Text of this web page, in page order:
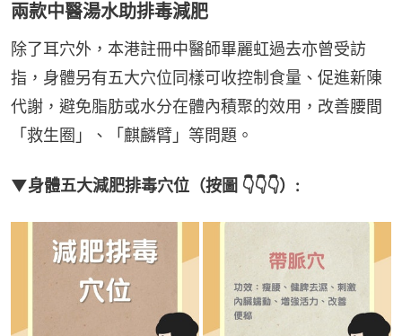
兩款中醫湯水助排毒減肥
除了耳穴外，本港註冊中醫師畢麗虹過去亦曾受訪
指，身體另有五大穴位同樣可收控制食量、促進新陳
代謝，避免脂肪或水分在體內積聚的效用，改善腰間
「救生圈」、「麒麟臂」等問題。
▼身體五大減肥排毒穴位（按圖 👇👇👇）: